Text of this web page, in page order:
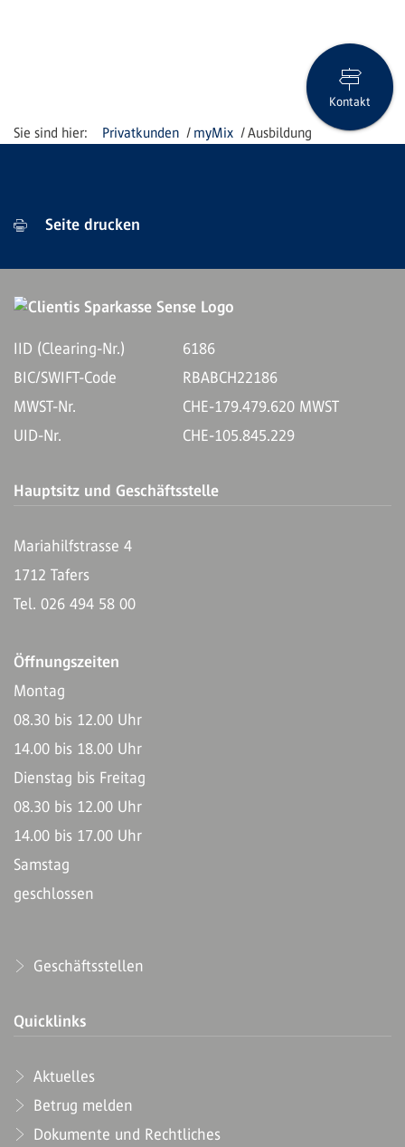
Privatkunden myMix Ausbildung
Kontakt
Seite drucken
IID (Clearing-Nr.)
6186
BIC/SWIFT-Code
RBABCH22186
MWST-Nr.
CHE-179.479.620 MWST
UID-Nr.
CHE-105.845.229
Hauptsitz und Geschäftsstelle
Mariahilfstrasse 4
1712 Tafers
Tel. 026 494 58 00
Öffnungszeiten
Montag
08.30 bis 12.00 Uhr
14.00 bis 18.00 Uhr
Dienstag bis Freitag
08.30 bis 12.00 Uhr
14.00 bis 17.00 Uhr
Samstag
geschlossen
Geschäftsstellen
Quicklinks
Aktuelles
Betrug melden
Dokumente und Rechtliches